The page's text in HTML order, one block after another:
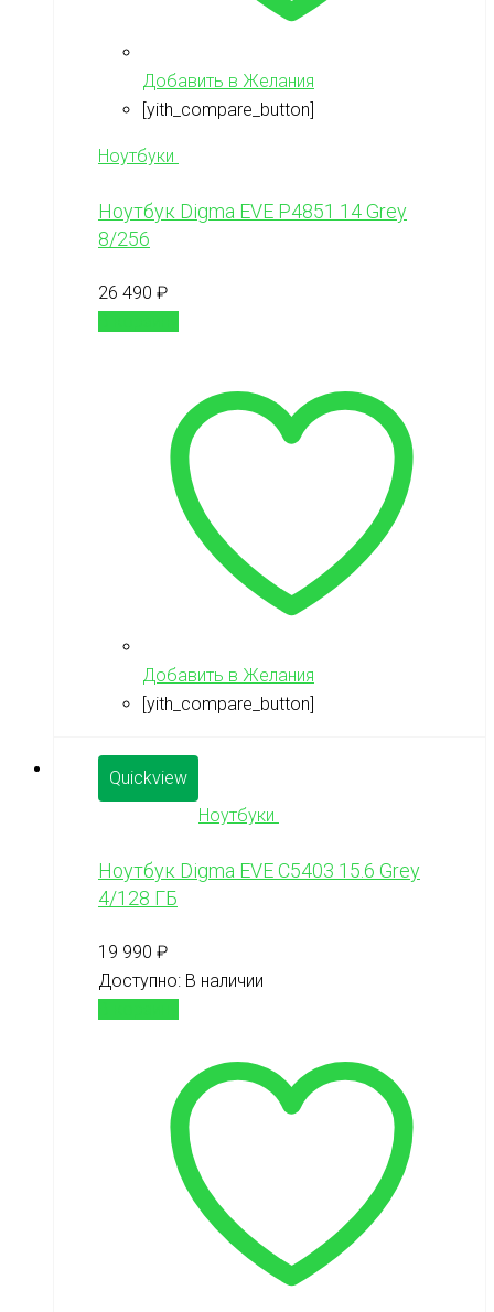
Добавить в Желания
[yith_compare_button]
Ноутбуки
Ноутбук Digma EVE P4851 14 Grey
8/256
26 490 ₽
Добавить в Желания
[yith_compare_button]
Quickview
Ноутбуки
Ноутбук Digma EVE C5403 15.6 Grey
4/128 ГБ
19 990 ₽
Доступно: В наличии